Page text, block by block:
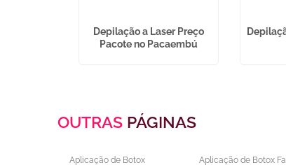
Depilação a Laser Preço
Pacote no Pacaembú
OUTRAS PÁGINAS
Aplicação de Botox Aplicação de Botox